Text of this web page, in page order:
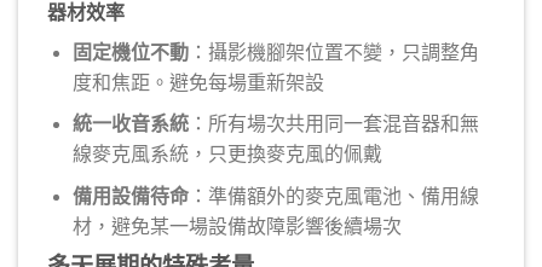
器材效率
固定機位不動：攝影機腳架位置不變，只調整角
度和焦距。避免每場重新架設
統一收音系統：所有場次共用同一套混音器和無
線麥克風系統，只更換麥克風的佩戴
備用設備待命：準備額外的麥克風電池、備用線
材，避免某一場設備故障影響後續場次